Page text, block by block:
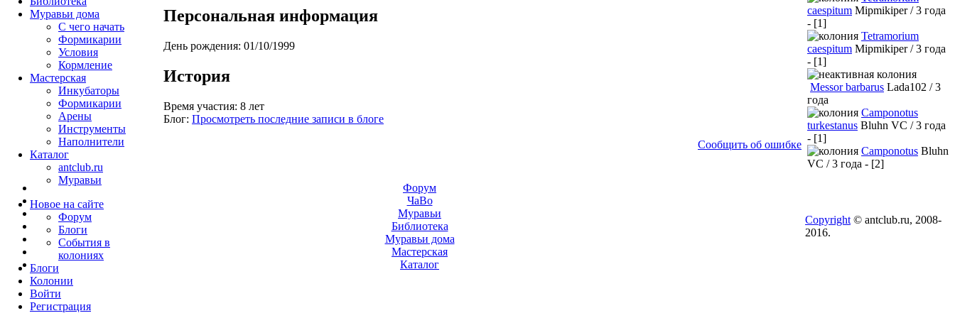
Персональная информация
День рождения: 01/10/1999
История
Время участия: 8 лет
Блог: Просмотреть последние записи в блоге
Сообщить об ошибке
Муравьи дома
С чего начать
Формикарии
Условия
Кормление
Мастерская
Инкубаторы
Формикарии
Арены
Инструменты
Наполнители
Каталог
antclub.ru
Муравьи
Новое на сайте
Форум
Блоги
События в
колониях
Блоги
Колонии
Войти
Peгиcтpaция
caespitum Mipmikiper / 3 года
- [1]
Tetramorium
caespitum Mipmikiper / 3 года
- [1]
Messor barbarus Lada102 / 3
года
Camponotus
turkestanus Bluhn VC / 3 года
- [1]
Camponotus Bluhn
VC / 3 года - [2]
Форум
ЧаВо
Муравьи
Библиотека
Муравьи дома
Мастерская
Каталог
Copyright © antclub.ru, 2008-
2016.